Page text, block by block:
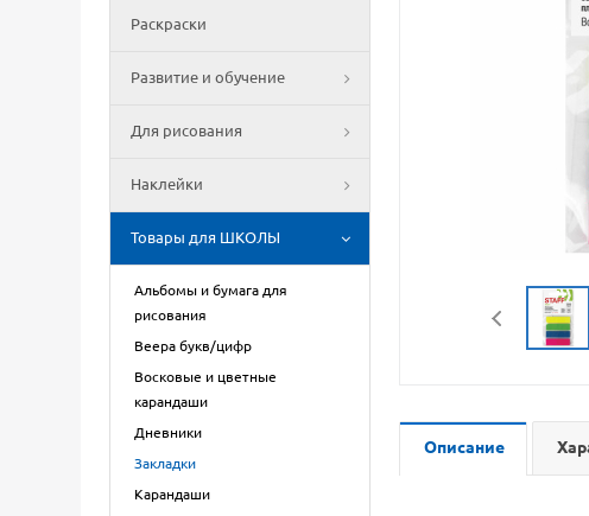
Раскраски
Развитие и обучение
Для рисования
Наклейки
Товары для ШКОЛЫ
Альбомы и бумага для
рисования
Веера букв/цифр
Восковые и цветные
карандаши
Дневники
Закладки
Карандаши
Описание